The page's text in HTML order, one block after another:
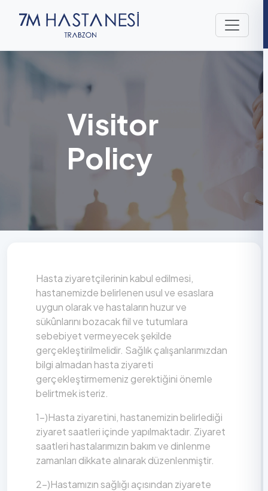
Visitor
Policy
Hasta ziyaretçilerinin kabul edilmesi,
hastanemizde belirlenen usul ve esaslara
uygun olarak ve hastaların huzur ve
sükûnlarını bozacak fiil ve tutumlara
sebebiyet vermeyecek şekilde
gerçekleştirilmelidir. Sağlık çalışanlarımızdan
bilgi almadan hasta ziyareti
gerçekleştirmemeniz gerektiğini önemle
belirtmek isteriz.
1-)Hasta ziyaretini, hastanemizin belirlediği
ziyaret saatleri içinde yapılmaktadır. Ziyaret
saatleri hastalarımızın bakım ve dinlenme
zamanları dikkate alınarak düzenlenmiştir.
2-)Hastamızın sağlığı açısından ziyarete